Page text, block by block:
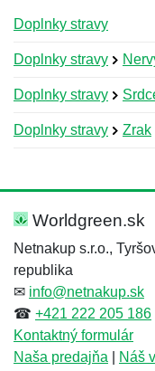
Doplnky stravy
Doplnky stravy
Doplnky stravy
Doplnky stravy Zrak
Hodnotenie:
Meno:*
Meno:
E-mail:*
Worldgreen.sk
Netnakup s.r.o.,
republika
✉ info@netnakup.sk
☎ +421 222 205 186
Kontaktný formulár
Naša predajňa
Náš